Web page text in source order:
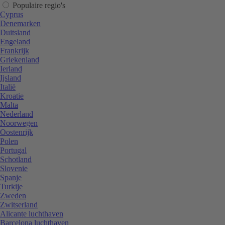
Populaire regio's
Cyprus
Denemarken
Duitsland
Engeland
Frankrijk
Griekenland
Ierland
Ijsland
Italië
Kroatie
Malta
Nederland
Noorwegen
Oostenrijk
Polen
Portugal
Schotland
Slovenie
Spanje
Turkije
Zweden
Zwitserland
Alicante luchthaven
Barcelona luchthaven